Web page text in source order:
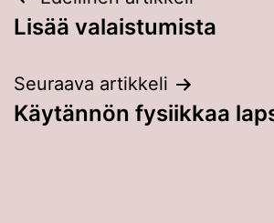
selaus
Lisää valaistumista
Seuraava artikkeli
Käytännön fysiikkaa